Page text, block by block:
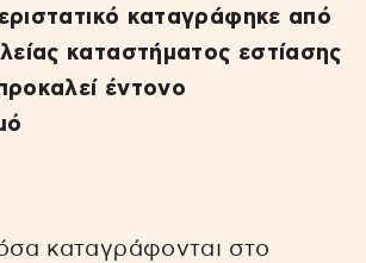
καταγράφηκε από
καταστήματος εστίασης
έντονο
καταγράφονται στο